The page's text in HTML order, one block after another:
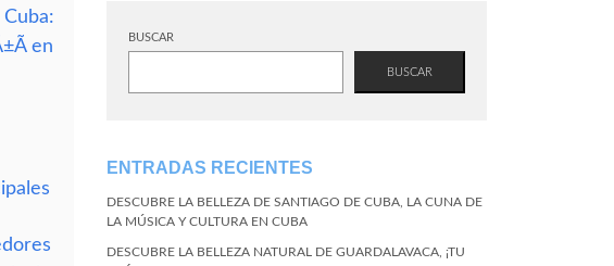
en
BUSCAR
BUSCAR
ENTRADAS RECIENTES
DESCUBRE LA BELLEZA DE SANTIAGO DE CUBA, LA CUNA DE
LA MÚSICA Y CULTURA EN CUBA
DESCUBRE LA BELLEZA NATURAL DE GUARDALAVACA, ¡TU